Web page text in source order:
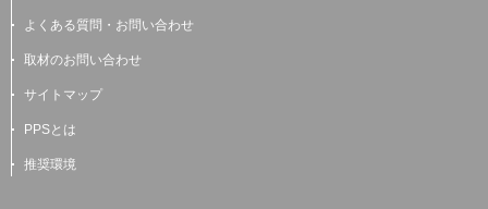
よくある質問・お問い合わせ
取材のお問い合わせ
サイトマップ
PPSとは
推奨環境